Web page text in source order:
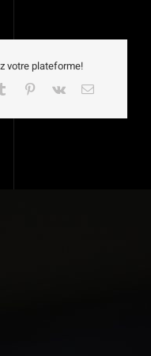
votre plateforme!
Tumblr Pinterest
Vk Email